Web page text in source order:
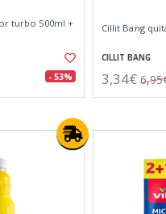
turbo 500ml +
- 53%
Cillit Bang
CILLIT BANG
3,34€